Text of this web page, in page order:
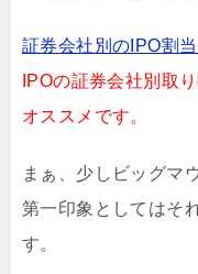
証券会社別のIPO割
IPOの証券会社別取
オススメです。
まぁ、少しビッグマ
第一印象としてはそ
す。